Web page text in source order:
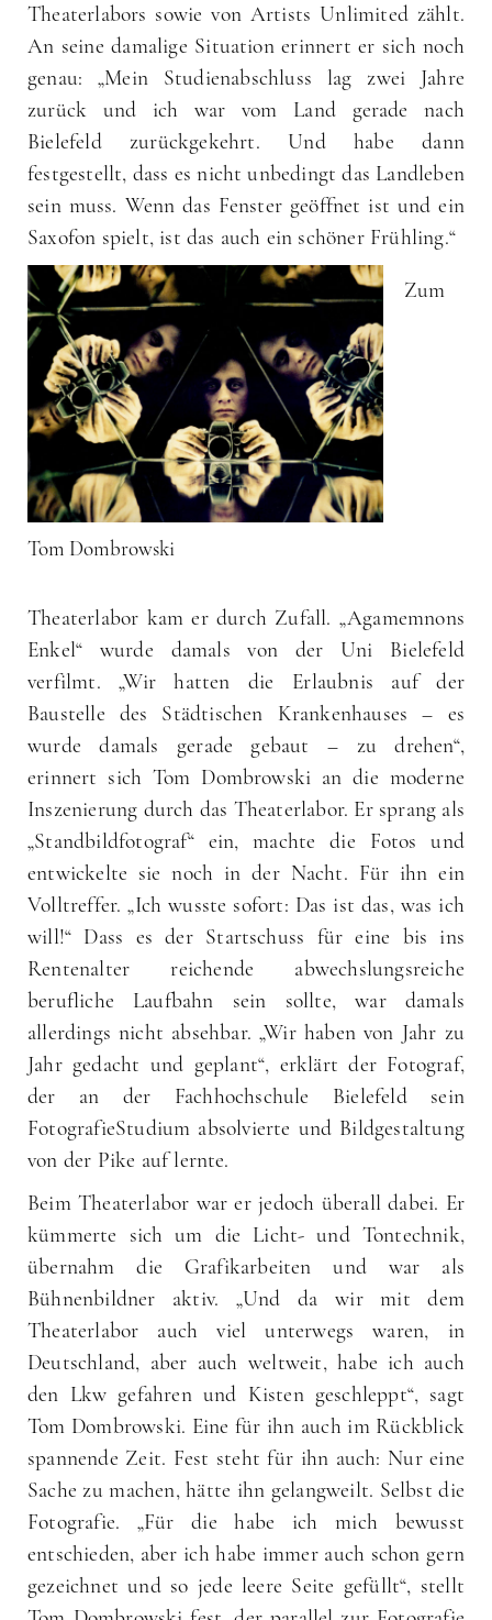
Theaterlabors sowie von Artists Unlimited zählt.
An seine damalige Situation erinnert er sich noch
genau: „Mein Studienabschluss lag zwei Jahre
zurück und ich war vom Land gerade nach
Bielefeld zurückgekehrt. Und habe dann
festgestellt, dass es nicht unbedingt das Landleben
sein muss. Wenn das Fenster geöffnet ist und ein
Saxofon spielt, ist das auch ein schöner Frühling.“
Tom Dombrowski
Zum
Theaterlabor kam er durch Zufall. „Agamemnons
Enkel“ wurde damals von der Uni Bielefeld
verfilmt. „Wir hatten die Erlaubnis auf der
Baustelle des Städtischen Krankenhauses – es
wurde damals gerade gebaut – zu drehen“,
erinnert sich Tom Dombrowski an die moderne
Inszenierung durch das Theaterlabor. Er sprang als
„Standbildfotograf“ ein, machte die Fotos und
entwickelte sie noch in der Nacht. Für ihn ein
Volltreffer. „Ich wusste sofort: Das ist das, was ich
will!“ Dass es der Startschuss für eine bis ins
Rentenalter reichende abwechslungsreiche
berufliche Laufbahn sein sollte, war damals
allerdings nicht absehbar. „Wir haben von Jahr zu
Jahr gedacht und geplant“, erklärt der Fotograf,
der an der Fachhochschule Bielefeld sein
FotografieStudium absolvierte und Bildgestaltung
von der Pike auf lernte.
Beim Theaterlabor war er jedoch überall dabei. Er
kümmerte sich um die Licht- und Tontechnik,
übernahm die Grafikarbeiten und war als
Bühnenbildner aktiv. „Und da wir mit dem
Theaterlabor auch viel unterwegs waren, in
Deutschland, aber auch weltweit, habe ich auch
den Lkw gefahren und Kisten geschleppt“, sagt
Tom Dombrowski. Eine für ihn auch im Rückblick
spannende Zeit. Fest steht für ihn auch: Nur eine
Sache zu machen, hätte ihn gelangweilt. Selbst die
Fotografie. „Für die habe ich mich bewusst
entschieden, aber ich habe immer auch schon gern
gezeichnet und so jede leere Seite gefüllt“, stellt